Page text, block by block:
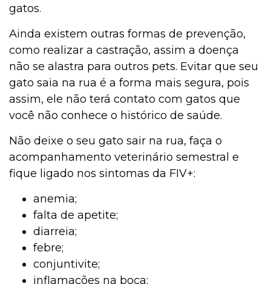
gatos.
Ainda existem outras formas de prevenção,
como realizar a castração, assim a doença
não se alastra para outros pets. Evitar que seu
gato saia na rua é a forma mais segura, pois
assim, ele não terá contato com gatos que
você não conhece o histórico de saúde.
Não deixe o seu gato sair na rua, faça o
acompanhamento veterinário semestral e
fique ligado nos sintomas da FIV+:
anemia;
falta de apetite;
diarreia;
febre;
conjuntivite;
inflamações na boca;